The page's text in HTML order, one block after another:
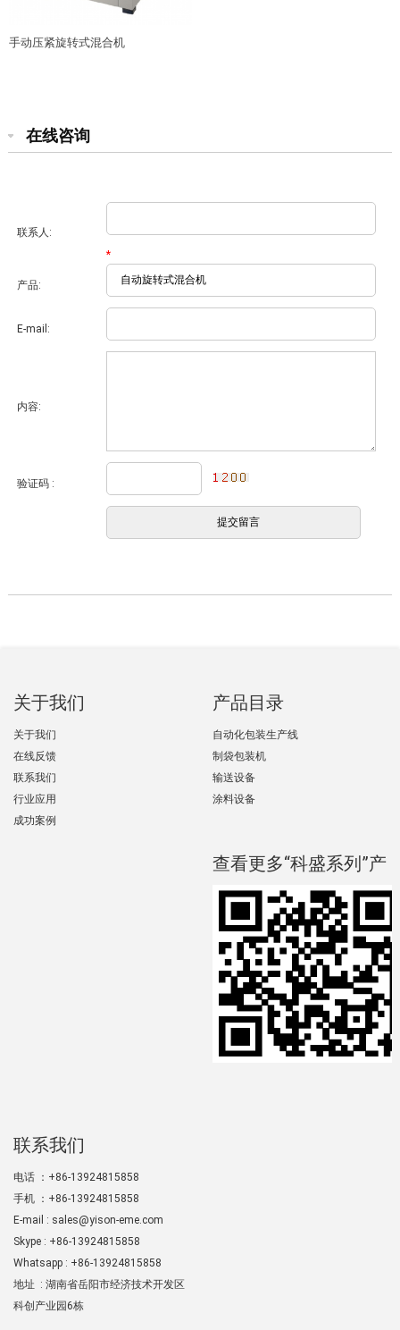
手动压紧旋转式混合机
在线咨询
联系人:
*
产品:
E-mail:
内容:
验证码 :
关于我们
关于我们
在线反馈
联系我们
行业应用
成功案例
产品目录
自动化包装生产线
制袋包装机
输送设备
涂料设备
查看更多“科盛系列”产
品
联系我们
电话 ：+86-13924815858
手机 ：+86-13924815858
E-mail : sales@yison-eme.com
Skype : +86-13924815858
Whatsapp : +86-13924815858
地址 : 湖南省岳阳市经济技术开发区
科创产业园6栋